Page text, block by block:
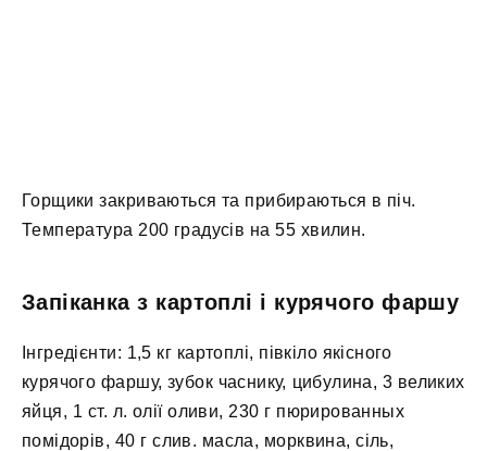
Горщики закриваються та прибираються в піч.
Температура 200 градусів на 55 хвилин.
Запіканка з картоплі і курячого фаршу
Інгредієнти: 1,5 кг картоплі, півкіло якісного
курячого фаршу, зубок часнику, цибулина, 3 великих
яйця, 1 ст. л. олії оливи, 230 г пюрированных
помідорів, 40 г слив. масла, морквина, сіль,